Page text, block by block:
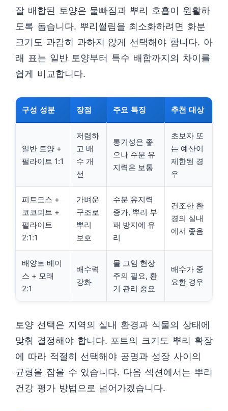
잘 배합된 토양은 물빠짐과 뿌리 호흡이 원활하
도록 돕습니다. 뿌리썰림을 최소화하려면 화분
크기도 과감히 과하지 않게 선택해야 합니다. 아
래 표는 일반 토양부터 특수 배합까지의 차이를
쉽게 비교합니다.
구성 성분 장점 주요 특징 추천 대상
일반 토양 +
펄라이트 1:1
저렴하
고 배
수 개
선
통기성은 좋
으나 수분 유
지력은 보통
초보자 또
는 예산이
제한된 경
우
피트모스 +
코코피트 +
펄라이트
2:1:1
가벼운
구조로
뿌리
보호
수분 유지력
증가, 뿌리 부
패 방지에 유
리
건조한 환
경의 실내
에서 좋음
배양토 베이
스 + 모래
2:1
배수력
강화
물 고임 현상
주의 필요, 환
기 관리 중요
배수가 중
요한 경우
토양 선택은 지역의 실내 환경과 식물의 상태에
맞춰 결정해야 합니다. 포트의 크기도 뿌리 확장
에 따라 적절히 선택해야 공명과 성장 사이의
균형을 잡을 수 있습니다. 다음 섹션에서는 뿌리
건강 평가 방법으로 넘어가겠습니다.